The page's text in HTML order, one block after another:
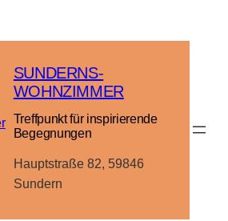
SUNDERNS-
WOHNZIMMER
Treffpunkt für inspirierende
Begegnungen
Hauptstraße 82, 59846
Sundern